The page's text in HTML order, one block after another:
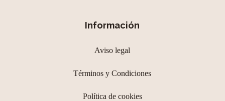
Información
Aviso legal
Términos y Condiciones
Política de cookies